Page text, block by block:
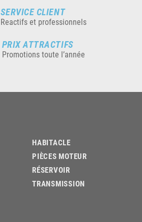
SERVICE CLIENT
Reactifs et professionnels
PRIX ATTRACTIFS
Promotions toute l’année
HABITACLE
PIÈCES MOTEUR
RÉSERVOIR
TRANSMISSION